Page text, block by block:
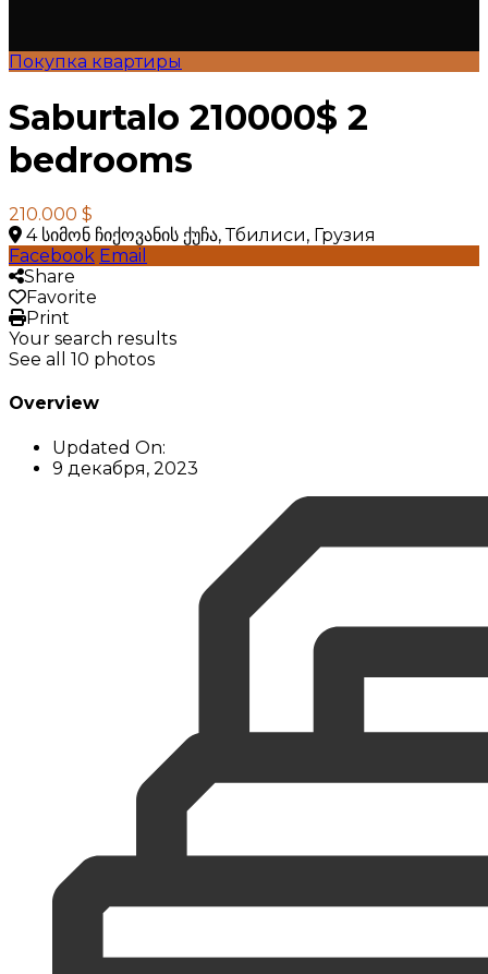
Покупка квартиры
Saburtalo 210000$ 2
bedrooms
210.000 $
4 სიმონ ჩიქოვანის ქუჩა, Тбилиси, Грузия
Facebook Email
Share
Favorite
Print
Your search results
See all 10 photos
Overview
Updated On:
9 декабря, 2023